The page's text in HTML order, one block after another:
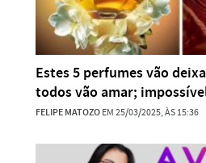
Estes 5 perfumes vão
todos vão amar;
FELIPE MATOZOEM 25/03/2025, ÀS 15:36